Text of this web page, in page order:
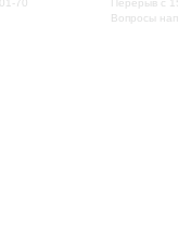
70
Перерыв с
Вопросы